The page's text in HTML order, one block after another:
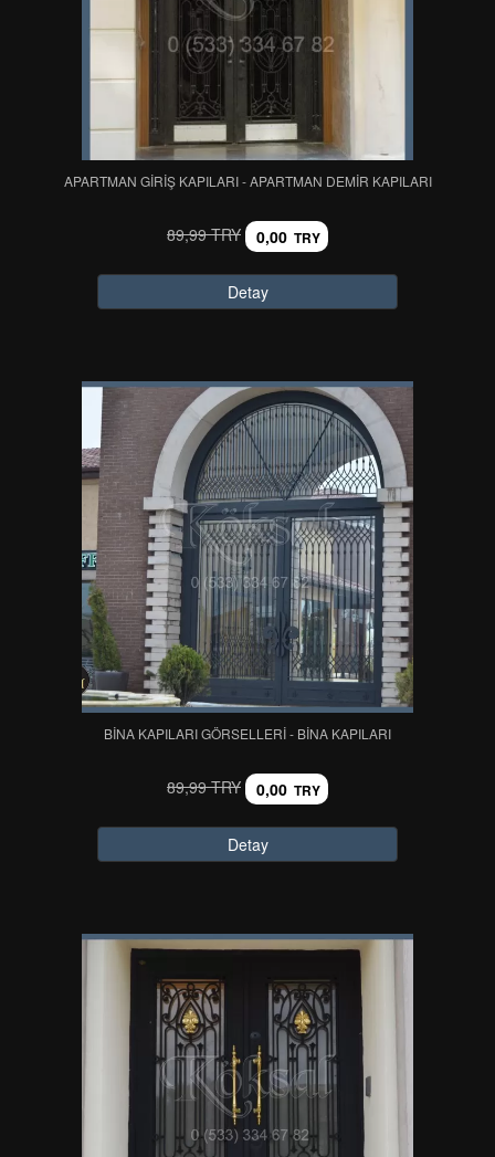
APARTMAN GİRİŞ KAPILARI - APARTMAN DEMİR KAPILARI
89,99 TRY 0,00 TRY
Detay
BİNA KAPILARI GÖRSELLERİ - BİNA KAPILARI
89,99 TRY 0,00 TRY
Detay